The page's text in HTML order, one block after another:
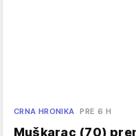
CRNA HRONIKA PRE 6 H
Muškarac (70)